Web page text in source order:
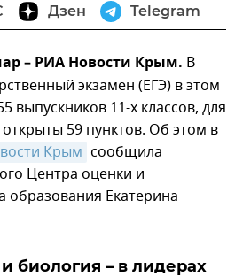
Дзен Telegram
– РИА Новости Крым. В
экзамен (ЕГЭ) в этом
выпускников 11-х классов, для
59 пунктов. Об этом в
Крым сообщила
Центра оценки и
образования Екатерина
биология – в лидерах